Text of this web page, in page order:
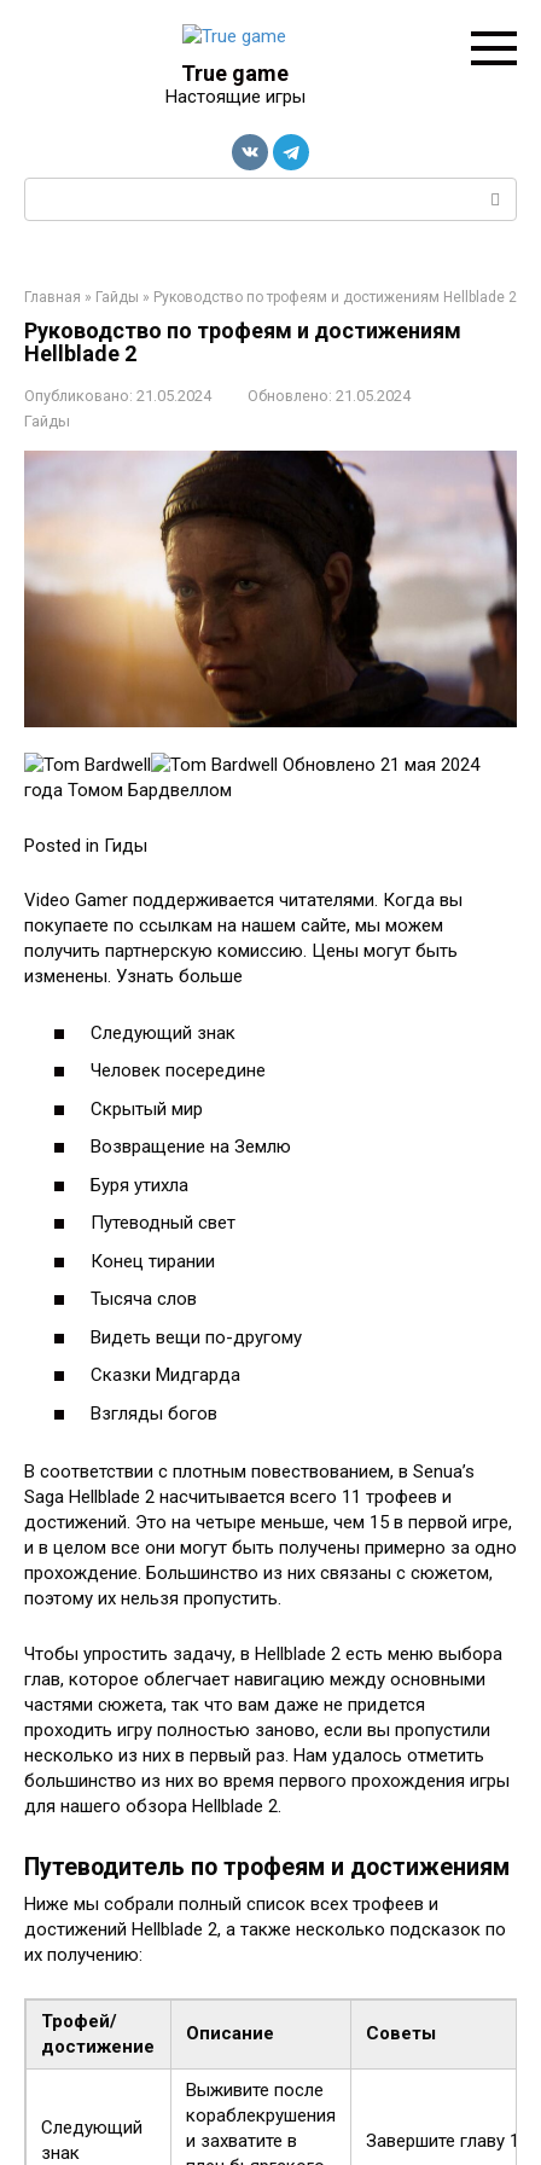
True game
Настоящие игры
Поиск:
Главная » Гайды » Руководство по трофеям и достижениям Hellblade 2
Руководство по трофеям и достижениям
Hellblade 2
Опубликовано: 21.05.2024 Обновлено: 21.05.2024
Гайды
Обновлено 21 мая 2024
года Томом Бардвеллом
Posted in Гиды
Video Gamer поддерживается читателями. Когда вы
покупаете по ссылкам на нашем сайте, мы можем
получить партнерскую комиссию. Цены могут быть
изменены. Узнать больше
Следующий знак
Человек посередине
Скрытый мир
Возвращение на Землю
Буря утихла
Путеводный свет
Конец тирании
Тысяча слов
Видеть вещи по-другому
Сказки Мидгарда
Взгляды богов
В соответствии с плотным повествованием, в Senua’s
Saga Hellblade 2 насчитывается всего 11 трофеев и
достижений. Это на четыре меньше, чем 15 в первой игре,
и в целом все они могут быть получены примерно за одно
прохождение. Большинство из них связаны с сюжетом,
поэтому их нельзя пропустить.
Чтобы упростить задачу, в Hellblade 2 есть меню выбора
глав, которое облегчает навигацию между основными
частями сюжета, так что вам даже не придется
проходить игру полностью заново, если вы пропустили
несколько из них в первый раз. Нам удалось отметить
большинство из них во время первого прохождения игры
для нашего обзора Hellblade 2.
Путеводитель по трофеям и достижениям
Ниже мы собрали полный список всех трофеев и
достижений Hellblade 2, а также несколько подсказок по
их получению:
Трофей/
достижение
Описание Советы
Следующий
знак
Выживите после
кораблекрушения
и захватите в
Завершите главу 1